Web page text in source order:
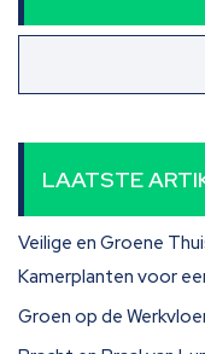
LAATSTE
Veilige en Groene
Kamerplanten voor
Groen op de